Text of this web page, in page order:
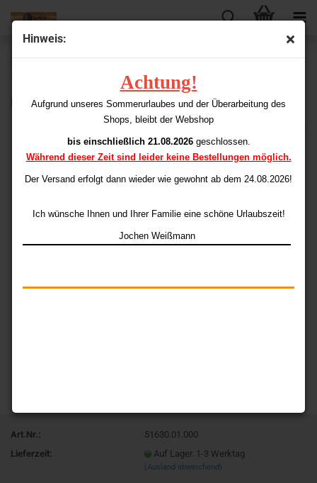
Hinweis:
Achtung!
Aufgrund unseres Sommerurlaubes und der Überarbeitung des
Shops, bleibt der Webshop
bis einschließlich 21.08.2026geschlossen.
Während dieser Zeit sind leider keine Bestellungen möglich.
Der Versand erfolgt dann wieder wie gewohnt ab dem 24.08.2026!
Ich wünsche Ihnen und Ihrer Familie eine schöne Urlaubszeit!
Jochen Weißmann
weiter »
Letzter »
Artikel in dieser Kategorie
Longlife (Stoff) Standard
Art.Nr.:
51630.01.000
Lieferzeit:
Auf Lager. 1-3 Werktag
(Ausland abweichend)